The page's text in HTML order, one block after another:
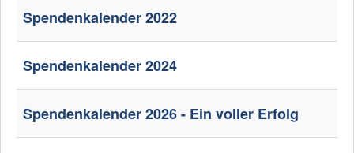
Spendenkalender 2022
Spendenkalender 2024
Spendenkalender 2026 - Ein voller Erfolg